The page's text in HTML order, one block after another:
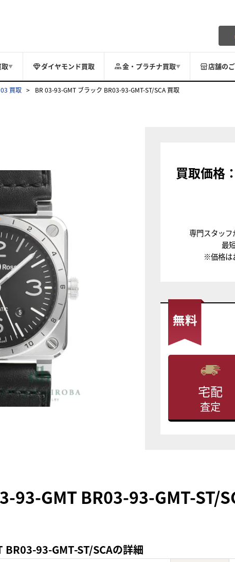
取▼ ダイヤモンド買取 金・プラチナ買取▼ 店舗の
買取 BR 03-93-GMT ブラック BR03-93-GMT-ST/SCA 買取
買取価格：
専門スタッフ
最
※価格は
宅配
査定
93-GMT BR03-93-GMT-ST/
93-GMT-ST/SCAの詳細